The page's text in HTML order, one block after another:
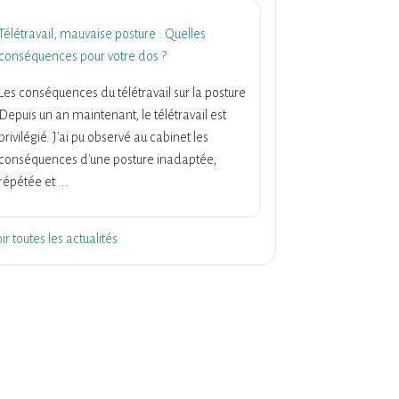
mauvaise posture : Quelles
pour votre dos ?
conséquences du télétravail sur la posture
un an maintenant, le télétravail est
J'ai pu observé au cabinet les
d'une posture inadaptée,
et ...
toutes les actualités